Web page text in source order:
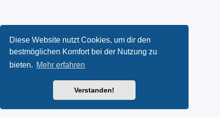
Diese Website nutzt Cookies, um dir den
bestmöglichen Komfort bei der Nutzung zu
bieten. Mehr erfahren
Verstanden!